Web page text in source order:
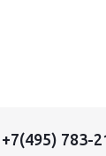
+7(495) 783-